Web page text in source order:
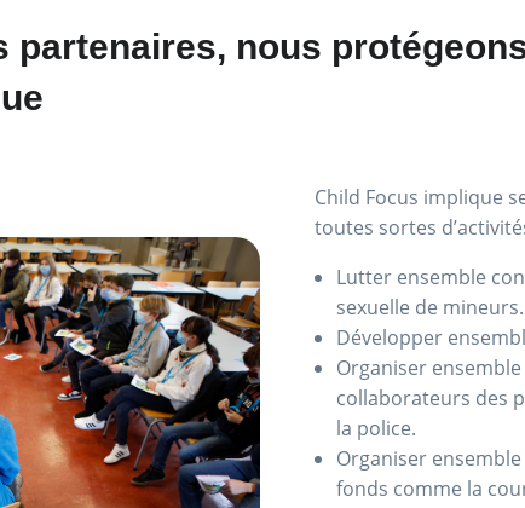
partenaires, nous
Child Focus implique
toutes sortes
Lutter ensemble
sexuelle de mineurs.
Développer
Organiser
collaborateurs des
la police.
Organiser
fonds comme la